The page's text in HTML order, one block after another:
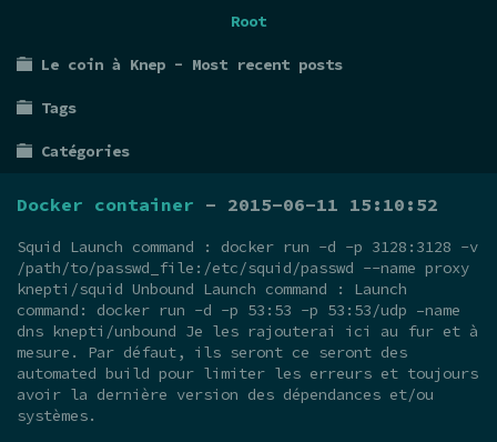
Root
Le coin à Knep - Most recent posts
Tags
Catégories
Docker container - 2015-06-11 15:10:52
Squid Launch command : docker run -d -p 3128:3128 -v
/path/to/passwd_file:/etc/squid/passwd --name proxy
knepti/squid Unbound Launch command : Launch
command: docker run -d -p 53:53 -p 53:53/udp –name
dns knepti/unbound Je les rajouterai ici au fur et à
mesure. Par défaut, ils seront ce seront des
automated build pour limiter les erreurs et toujours
avoir la dernière version des dépendances et/ou
systèmes.